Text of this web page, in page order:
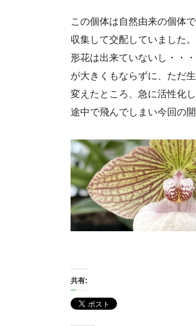
この個体は自然由来の個体
収集して交配していました
形花は出来ていないし・・
が大きくもならずに、ただ
変えたところ、急に活性化
途中で飛んでしまい今回の
共有: